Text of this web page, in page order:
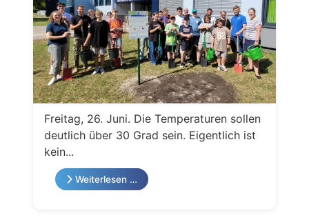
Freitag, 26. Juni. Die Temperaturen sollen
deutlich über 30 Grad sein. Eigentlich ist
kein...
Weiterlesen …